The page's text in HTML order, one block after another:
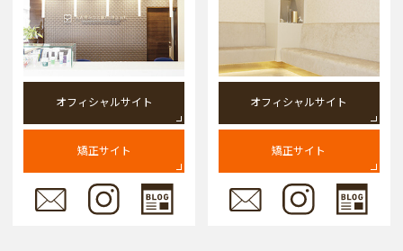
オフィシャルサイト
矯正サイト
オフィシャルサイト
矯正サイト